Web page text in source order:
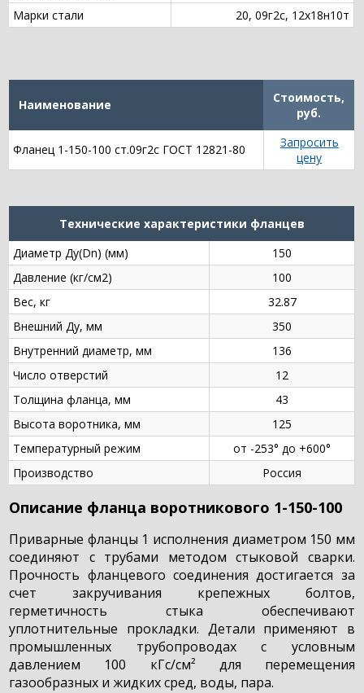
Марки стали
20, 09г2с, 12х18н10т
Наименование
Стоимость,
руб.
Фланец 1-150-100 ст.09г2с ГОСТ 12821-80
Запросить
цену
Технические характеристики фланцев
Диаметр Ду(Dn) (мм)
150
Давление (кг/см2)
100
Вес, кг
32.87
Внешний Ду, мм
350
Внутренний диаметр, мм
136
Число отверстий
12
Толщина фланца, мм
43
Высота воротника, мм
125
Температурный режим
от -253° до +600°
Производство
Россия
Описание фланца воротникового 1-150-100
Приварные фланцы 1 исполнения диаметром 150 мм
соединяют с трубами методом стыковой сварки.
Прочность фланцевого соединения достигается за
счет закручивания крепежных болтов,
герметичность стыка обеспечивают
уплотнительные прокладки. Детали применяют в
промышленных трубопроводах с условным
давлением 100 кГс/см² для перемещения
газообразных и жидких сред, воды, пара.